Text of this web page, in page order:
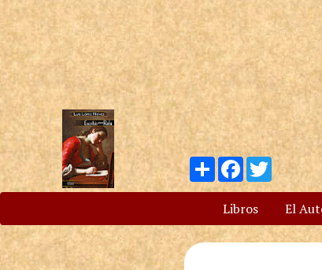
Compartir
Facebook
Twitter
Libros El